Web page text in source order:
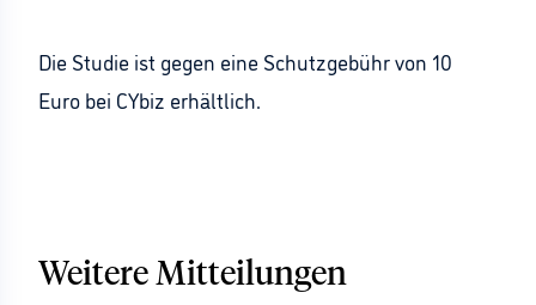
Die Studie ist gegen eine Schutzgebühr von 10
Euro bei CYbiz erhältlich.
Weitere Mitteilungen